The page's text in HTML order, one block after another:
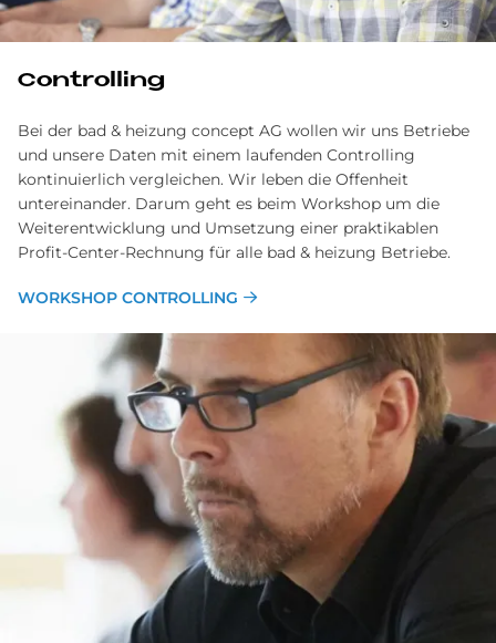
Controlling
Bei der bad & heizung concept AG wollen wir uns Betriebe
und unsere Daten mit einem laufenden Controlling
kontinuierlich vergleichen. Wir leben die Offenheit
untereinander. Darum geht es beim Workshop um die
Weiterentwicklung und Umsetzung einer praktikablen
Profit-Center-Rechnung für alle bad & heizung Betriebe.
WORKSHOP CONTROLLING